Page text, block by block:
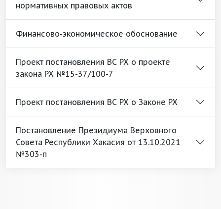
нормативных правовых актов
Финансово-экономическое обоснование
Проект постановления ВС РХ о проекте
закона РХ №15-37/100-7
Проект постановления ВС РХ о Законе РХ
Постановление Президиума Верховного
Совета Республики Хакасия от 13.10.2021
№303-п